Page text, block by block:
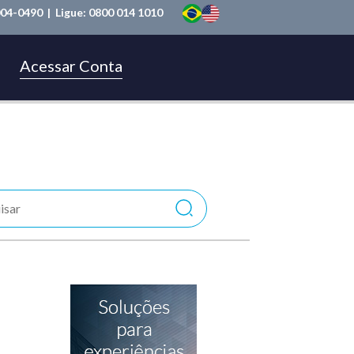
0490 | Ligue: 0800 014 1010
Acessar Conta